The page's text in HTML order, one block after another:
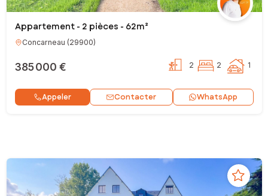
Appartement - 2 pièces - 62m²
Concarneau (29900)
385 000 € 2 2 1
Appeler Contacter WhatsApp